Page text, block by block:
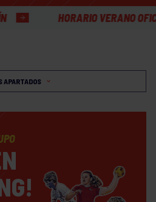
HORARIO VERANO OFICINAS
APARTADOS